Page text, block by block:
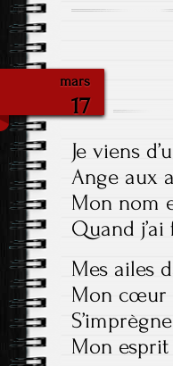
mars
17
Je viens
Ange aux
Mon nom
Quand
Mes ailes
Mon cœur
Mon